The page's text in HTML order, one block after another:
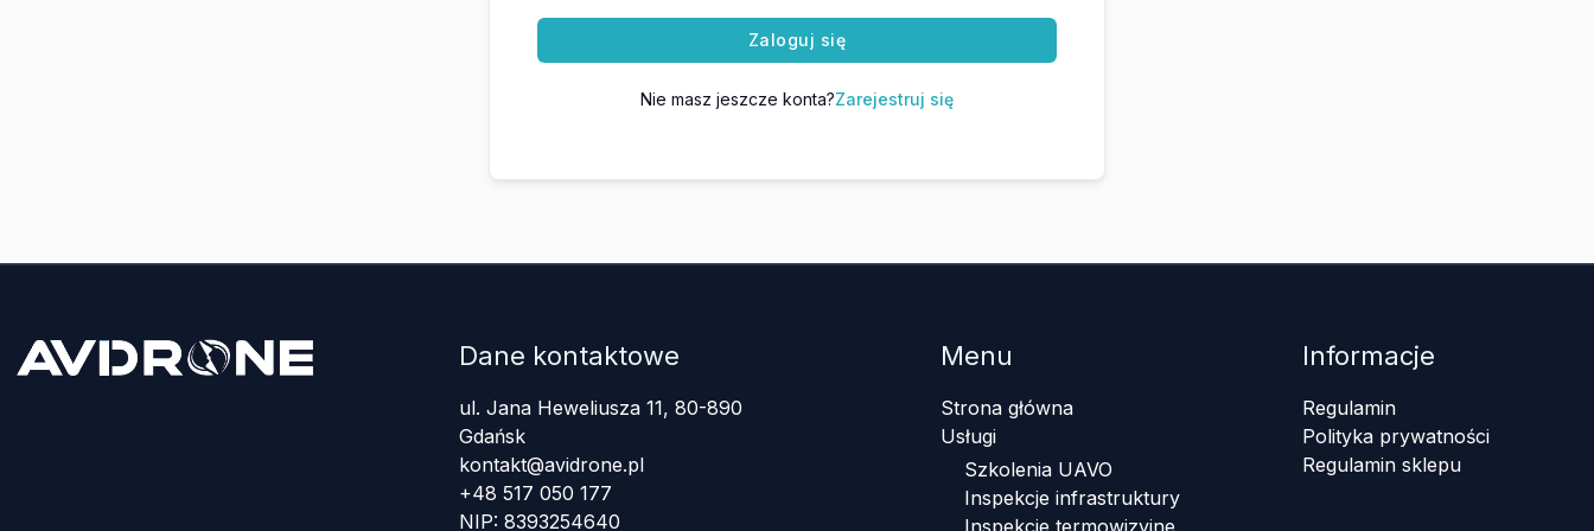
Zaloguj się
Nie masz jeszcze konta?Zarejestruj się
Dane kontaktowe
ul. Jana Heweliusza 11, 80-890
Gdańsk
kontakt@avidrone.pl
+48 517 050 177
NIP: 8393254640
Menu
Strona główna
Usługi
Szkolenia UAVO
Inspekcje infrastruktury
Informacje
Regulamin
Polityka prywatności
Regulamin sklepu